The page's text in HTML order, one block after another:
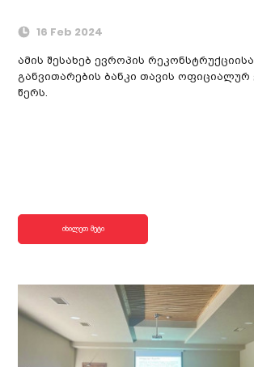
16 Feb 2024
ამის შესახებ ევროპის
განვითარების ბანკი თავის ოფიციალურ
წერს.
იხილეთ მეტი